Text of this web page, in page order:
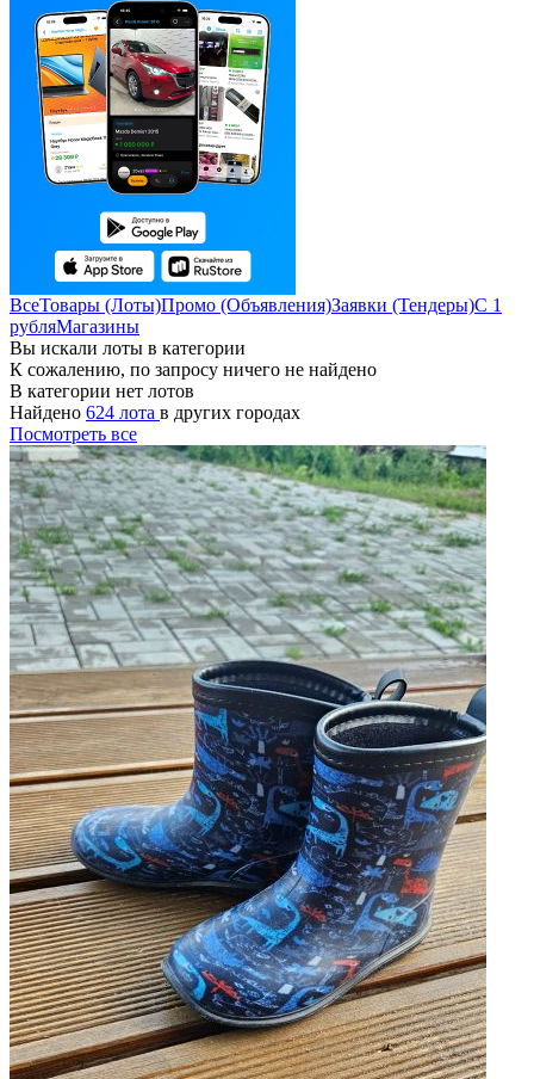
ВсеТовары (Лоты)Промо (Объявления)Заявки (Тендеры)С 1
рубляМагазины
Вы искали лоты в категории
К сожалению, по запросу ничего не найдено
В категории нет лотов
Найдено 624 лота в других городах
Посмотреть все